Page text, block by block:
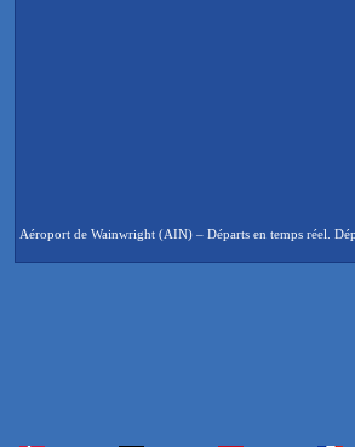
Aéroport de Wainwright (AIN) – Départs en temps réel.